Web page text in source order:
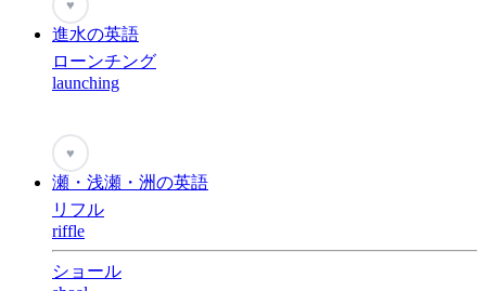
♥
進水の英語
ローンチング
launching
♥
瀬・浅瀬・洲の英語
リフル
riffle
ショール